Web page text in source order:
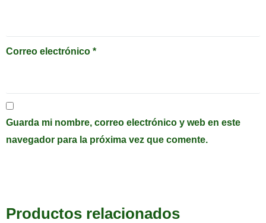
Correo electrónico *
Guarda mi nombre, correo electrónico y web en este
navegador para la próxima vez que comente.
Productos relacionados